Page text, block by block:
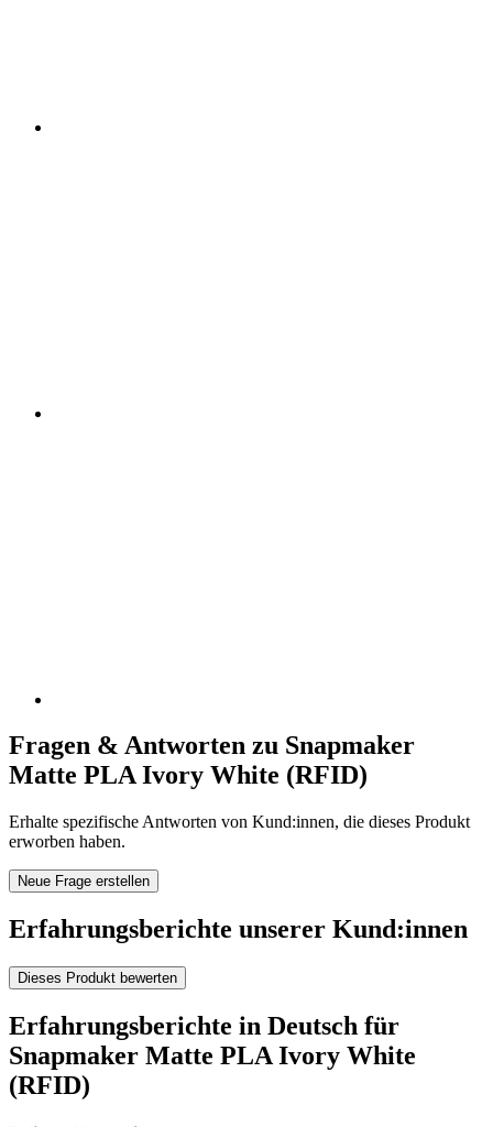
Fragen & Antworten zu Snapmaker
Matte PLA Ivory White (RFID)
Erhalte spezifische Antworten von Kund:innen, die dieses Produkt
erworben haben.
Neue Frage erstellen
Erfahrungsberichte unserer Kund:innen
Dieses Produkt bewerten
Erfahrungsberichte in Deutsch für
Snapmaker Matte PLA Ivory White
(RFID)